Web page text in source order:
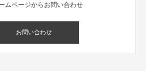
ムページからお問い合わせ
お問い合わせ